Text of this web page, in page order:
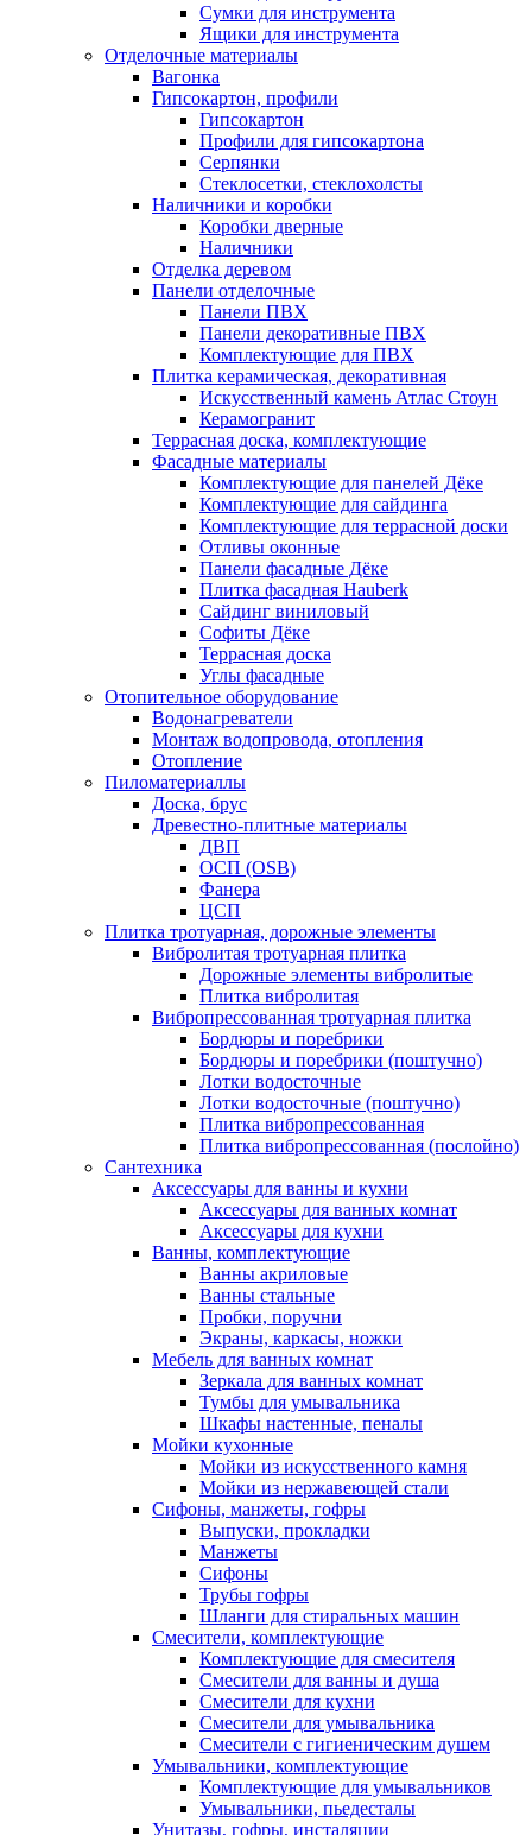
Сумки для инструмента
Ящики для инструмента
Отделочные материалы
Вагонка
Гипсокартон, профили
Гипсокартон
Профили для гипсокартона
Серпянки
Стеклосетки, стеклохолсты
Наличники и коробки
Коробки дверные
Наличники
Отделка деревом
Панели отделочные
Панели ПВХ
Панели декоративные ПВХ
Комплектующие для ПВХ
Плитка керамическая, декоративная
Искусственный камень Атлас Стоун
Керамогранит
Террасная доска, комплектующие
Фасадные материалы
Комплектующие для панелей Дёке
Комплектующие для сайдинга
Комплектующие для террасной доски
Отливы оконные
Панели фасадные Дёке
Плитка фасадная Hauberk
Сайдинг виниловый
Софиты Дёке
Террасная доска
Углы фасадные
Отопительное оборудование
Водонагреватели
Монтаж водопровода, отопления
Отопление
Пиломатериаллы
Доска, брус
Древестно-плитные материалы
ДВП
ОСП (OSB)
Фанера
ЦСП
Плитка тротуарная, дорожные элементы
Вибролитая тротуарная плитка
Дорожные элементы вибролитые
Плитка вибролитая
Вибропрессованная тротуарная плитка
Бордюры и поребрики
Бордюры и поребрики (поштучно)
Лотки водосточные
Лотки водосточные (поштучно)
Плитка вибропрессованная
Плитка вибропрессованная (послойно)
Сантехника
Аксессуары для ванны и кухни
Аксессуары для ванных комнат
Аксессуары для кухни
Ванны, комплектующие
Ванны акриловые
Ванны стальные
Пробки, поручни
Экраны, каркасы, ножки
Мебель для ванных комнат
Зеркала для ванных комнат
Тумбы для умывальника
Шкафы настенные, пеналы
Мойки кухонные
Мойки из искусственного камня
Мойки из нержавеющей стали
Сифоны, манжеты, гофры
Выпуски, прокладки
Манжеты
Сифоны
Трубы гофры
Шланги для стиральных машин
Смесители, комплектующие
Комплектующие для смесителя
Смесители для ванны и душа
Смесители для кухни
Смесители для умывальника
Смесители с гигиеническим душем
Умывальники, комплектующие
Комплектующие для умывальников
Умывальники, пьедесталы
Унитазы, гофры, инсталяции